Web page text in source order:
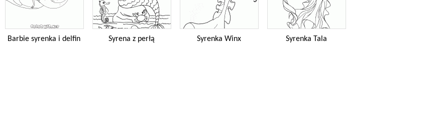
Barbie syrenka i delfin Syrena z perłą Syrenka Winx Syrenka Tala